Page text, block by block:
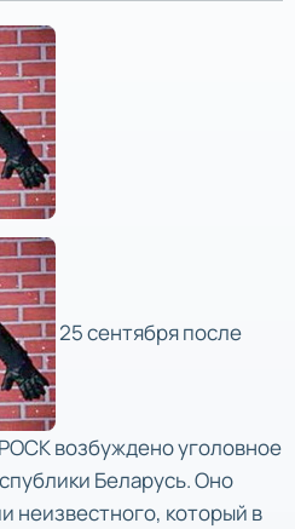
25 сентября после
возбуждено уголовное
Беларусь. Оно
неизвестного, который в